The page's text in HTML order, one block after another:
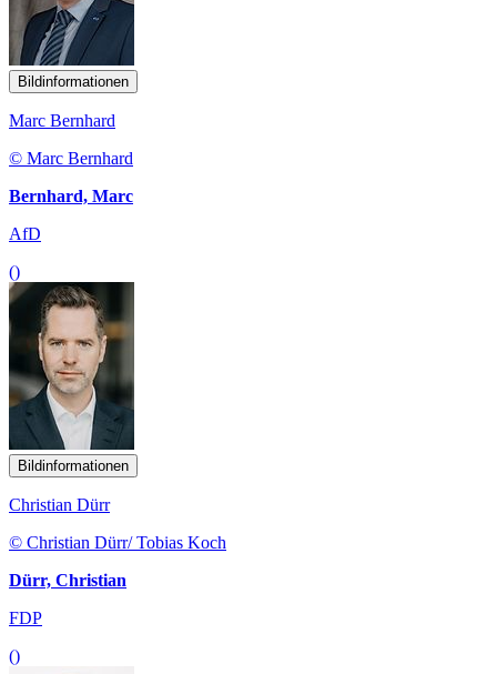
Bildinformationen
Marc Bernhard
© Marc Bernhard
Bernhard, Marc
AfD
()
Bildinformationen
Christian Dürr
© Christian Dürr/ Tobias Koch
Dürr, Christian
FDP
()